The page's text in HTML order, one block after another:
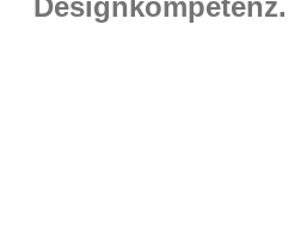
Designkompetenz.